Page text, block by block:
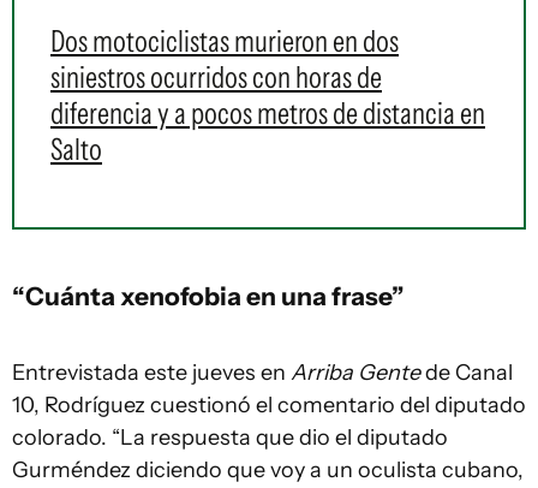
Dos motociclistas murieron en dos
siniestros ocurridos con horas de
diferencia y a pocos metros de distancia en
Salto
“Cuánta xenofobia en una frase”
Entrevistada este jueves en Arriba Gentede Canal
10, Rodríguez cuestionó el comentario del diputado
colorado. “La respuesta que dio el diputado
Gurméndez diciendo que voy a un oculista cubano,